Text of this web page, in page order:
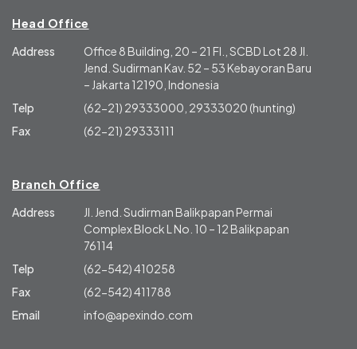
Head Office
Address
Office 8 Building, 20 – 21 Fl., SCBD Lot 28 Jl.
Jend. Sudirman Kav. 52 – 53 Kebayoran Baru
– Jakarta 12190, Indonesia
Telp
(62-21) 29333000, 29333020 (hunting)
Fax
(62-21) 29333111
Branch Office
Address
Jl. Jend. Sudirman Balikpapan Permai
Complex Block L No. 10 – 12 Balikpapan
76114
Telp
(62-542) 410258
Fax
(62-542) 411788
Email
info@apexindo.com